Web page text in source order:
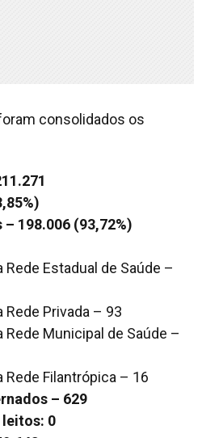
consolidados os
198.006 (93,72%)
Estadual de Saúde –
Privada – 93
Municipal de Saúde –
Filantrópica – 16
– 629
0